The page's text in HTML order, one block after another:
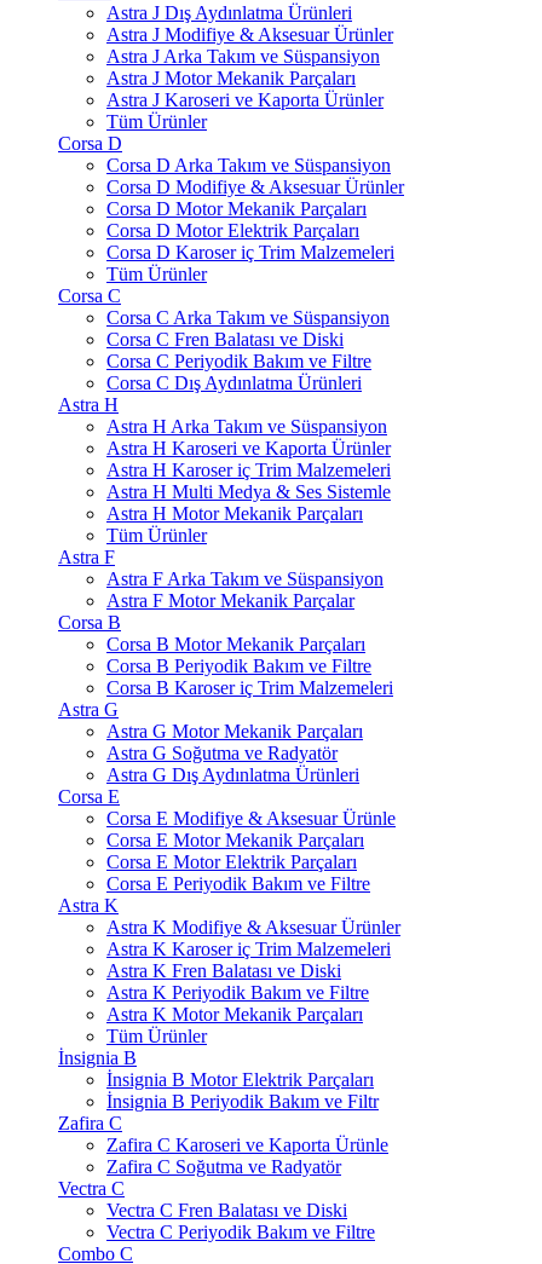
Astra J Dış Aydınlatma Ürünleri
Astra J Modifiye & Aksesuar Ürünler
Astra J Arka Takım ve Süspansiyon
Astra J Motor Mekanik Parçaları
Astra J Karoseri ve Kaporta Ürünler
Tüm Ürünler
Corsa D
Corsa D Arka Takım ve Süspansiyon
Corsa D Modifiye & Aksesuar Ürünler
Corsa D Motor Mekanik Parçaları
Corsa D Motor Elektrik Parçaları
Corsa D Karoser iç Trim Malzemeleri
Tüm Ürünler
Corsa C
Corsa C Arka Takım ve Süspansiyon
Corsa C Fren Balatası ve Diski
Corsa C Periyodik Bakım ve Filtre
Corsa C Dış Aydınlatma Ürünleri
Astra H
Astra H Arka Takım ve Süspansiyon
Astra H Karoseri ve Kaporta Ürünler
Astra H Karoser iç Trim Malzemeleri
Astra H Multi Medya & Ses Sistemle
Astra H Motor Mekanik Parçaları
Tüm Ürünler
Astra F
Astra F Arka Takım ve Süspansiyon
Astra F Motor Mekanik Parçalar
Corsa B
Corsa B Motor Mekanik Parçaları
Corsa B Periyodik Bakım ve Filtre
Corsa B Karoser iç Trim Malzemeleri
Astra G
Astra G Motor Mekanik Parçaları
Astra G Soğutma ve Radyatör
Astra G Dış Aydınlatma Ürünleri
Corsa E
Corsa E Modifiye & Aksesuar Ürünle
Corsa E Motor Mekanik Parçaları
Corsa E Motor Elektrik Parçaları
Corsa E Periyodik Bakım ve Filtre
Astra K
Astra K Modifiye & Aksesuar Ürünler
Astra K Karoser iç Trim Malzemeleri
Astra K Fren Balatası ve Diski
Astra K Periyodik Bakım ve Filtre
Astra K Motor Mekanik Parçaları
Tüm Ürünler
İnsignia B
İnsignia B Motor Elektrik Parçaları
İnsignia B Periyodik Bakım ve Filtr
Zafira C
Zafira C Karoseri ve Kaporta Ürünle
Zafira C Soğutma ve Radyatör
Vectra C
Vectra C Fren Balatası ve Diski
Vectra C Periyodik Bakım ve Filtre
Combo C